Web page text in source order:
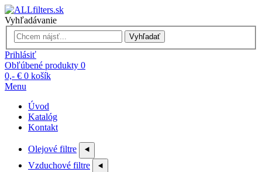
Vyhľadávanie
Vyhľadať
Prihlásiť
Obľúbené produkty 0
0,- € 0 košík
Menu
Úvod
Katalóg
Kontakt
Olejové filtre ⯇
Vzduchové filtre ⯇